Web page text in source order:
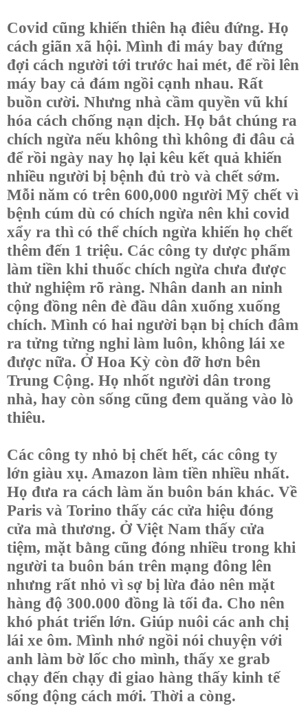
Covid cũng khiến thiên hạ điêu đứng. Họ
cách giãn xã hội. Mình đi máy bay đứng
đợi cách người tới trước hai mét, để rồi lên
máy bay cả đám ngồi cạnh nhau. Rất
buồn cười. Nhưng nhà cầm quyền vũ khí
hóa cách chống nạn dịch. Họ bắt chúng ra
chích ngừa nếu không thì không đi đâu cả
để rồi ngày nay họ lại kêu kết quả khiến
nhiều người bị bệnh đủ trò và chết sớm.
Mỗi năm có trên 600,000 người Mỹ chết vì
bệnh cúm dù có chích ngừa nên khi covid
xẩy ra thì có thể chích ngừa khiến họ chết
thêm đến 1 triệu. Các công ty dược phẩm
làm tiền khi thuốc chích ngừa chưa được
thử nghiệm rõ ràng. Nhân danh an ninh
cộng đồng nên đè đầu dân xuống xuống
chích. Mình có hai người bạn bị chích đâm
ra tửng tửng nghỉ làm luôn, không lái xe
được nữa. Ở Hoa Kỳ còn đỡ hơn bên
Trung Cộng. Họ nhốt người dân trong
nhà, hay còn sống cũng đem quăng vào lò
thiêu.
Các công ty nhỏ bị chết hết, các công ty
lớn giàu xụ. Amazon làm tiền nhiều nhất.
Họ đưa ra cách làm ăn buôn bán khác. Về
Paris và Torino thấy các cửa hiệu đóng
cửa mà thương. Ở Việt Nam thấy cửa
tiệm, mặt bằng cũng đóng nhiều trong khi
người ta buôn bán trên mạng đông lên
nhưng rất nhỏ vì sợ bị lừa đảo nên mặt
hàng độ 300.000 đồng là tối đa. Cho nên
khó phát triển lớn. Giúp nuôi các anh chị
lái xe ôm. Mình nhớ ngồi nói chuyện với
anh làm bờ lốc cho mình, thấy xe grab
chạy đến chạy đi giao hàng thấy kinh tế
sống động cách mới. Thời a còng.